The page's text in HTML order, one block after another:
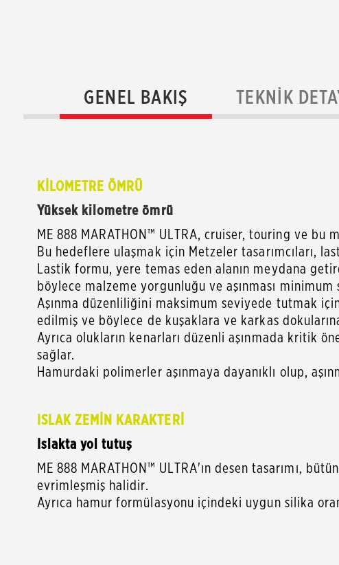
GENEL BAKIŞ TEKNIK
KİLOMETRE ÖMRÜ
Yüksek kilometre ömrü
ME 888 MARATHON™ ULTRA, cruiser, touring ve
Bu hedeflere ulaşmak için Metzeler tasarımcıları,
Lastik formu, yere temas eden alanın meydana
böylece malzeme yorgunluğu ve aşınması
Aşınma düzenliliğini maksimum seviyede tutmak
edilmiş ve böylece de kuşaklara ve karkas
Ayrıca olukların kenarları düzenli aşınmada kritik
sağlar.
Hamurdaki polimerler aşınmaya dayanıklı olup,
ISLAK ZEMİN KARAKTERİ
Islakta yol tutuş
ME 888 MARATHON™ ULTRA'ın desen tasarımı,
evrimleşmiş halidir.
Ayrıca hamur formülasyonu içindeki uygun silika